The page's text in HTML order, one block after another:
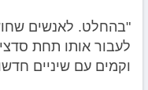
"בהחלט. לאנשים
לעבור אותו תחת
וקמים עם שיניים